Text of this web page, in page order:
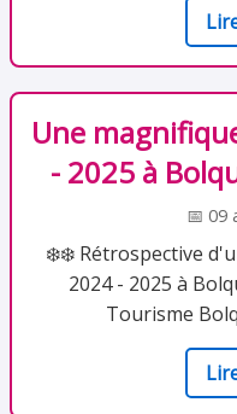
Une
- 2025 à
📅 09
❄️❄️ Rétrospective
2024 - 2025 à
Tourisme